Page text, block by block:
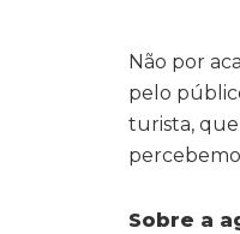
Não por
pelo
turista, que
Sobre a